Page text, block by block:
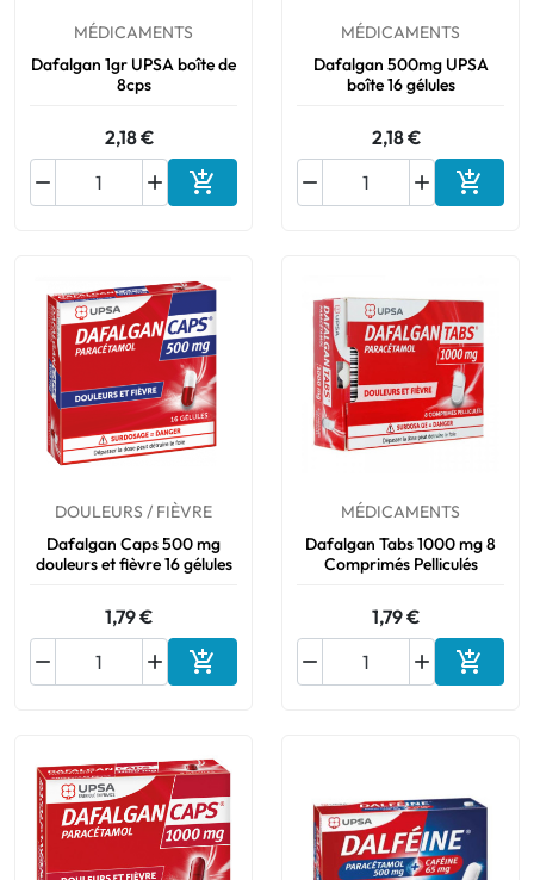
Bucco-dentaire
MÉDICAMENTS
Dafalgan 1gr UPSA boîte de
8cps
2,18 €

 Ajouter au panier
MÉDICAMENTS
Dafalgan 500mg UPSA
boîte 16 gélules
2,18 €

 
DOULEURS / FIÈVRE
Dafalgan Caps 500 mg
douleurs et fièvre 16 gélules
1,79 €

 Ajouter au panier
MÉDICAMENTS
Dafalgan Tabs 1000 mg 8
Comprimés Pelliculés
1,79 €

 